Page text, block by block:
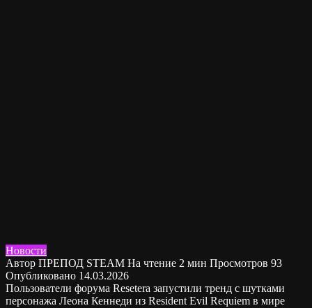
Новости
Автор ПРЕПОД STEAM На чтение 2 мин Просмотров 93
Опубликовано 14.03.2026
Пользователи форума Resetera запустили тренд с шутками
персонажа Леона Кеннеди из Resident Evil Requiem в мире